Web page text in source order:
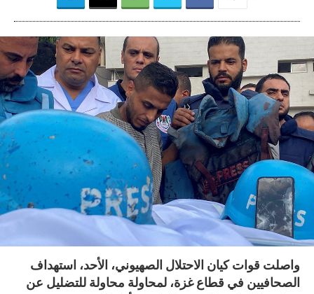
واصلت قوات كيان الاحتلال الصهيوني، الأحد، استهداف
الصحافيين في قطاع غزة، لمحاولة محاولة للتضليل عن